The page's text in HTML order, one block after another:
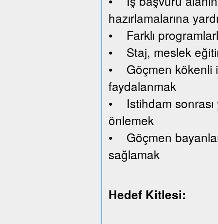
hazırlamalarına
• Farklı
• Staj, meslek
• Göçmen kökenli
faydalanmak
• Istihdam sonrası
önlemek
• Göçmen
sağlamak
Hedef Kitlesi: